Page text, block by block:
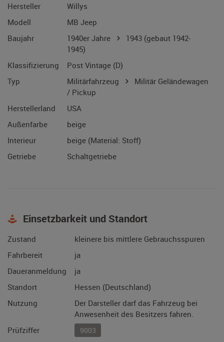
Hersteller
Willys
Modell
MB Jeep
Baujahr
1940er Jahre 1943 (gebaut 1942-
1945)
Klassifizierung
Post Vintage (D)
Typ
Militärfahrzeug
Militär Geländewagen
/ Pickup
Herstellerland
USA
Außenfarbe
beige
Interieur
beige (Material: Stoff)
Getriebe
Schaltgetriebe
Einsetzbarkeit und Standort
Zustand
kleinere bis mittlere Gebrauchsspuren
Fahrbereit
ja
Daueranmeldung
ja
Standort
Hessen (Deutschland)
Nutzung
Der Darsteller darf das Fahrzeug bei
Anwesenheit des Besitzers fahren.
Prüfziffer
9003